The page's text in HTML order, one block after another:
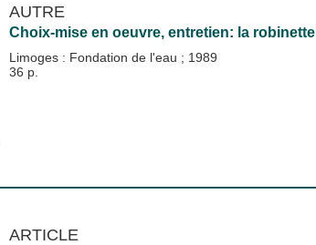
AUTRE
Choix-mise en oeuvre, entretien: la
Limoges : Fondation de l'eau ; 1989
36 p.
ARTICLE